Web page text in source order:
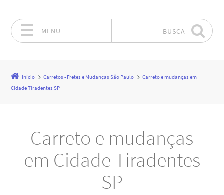
MENU BUSCA
Início Carretos - Fretes e Mudanças São Paulo
Carreto e mudanças em
Cidade Tiradentes SP
Carreto e mudanças
em Cidade Tiradentes
SP